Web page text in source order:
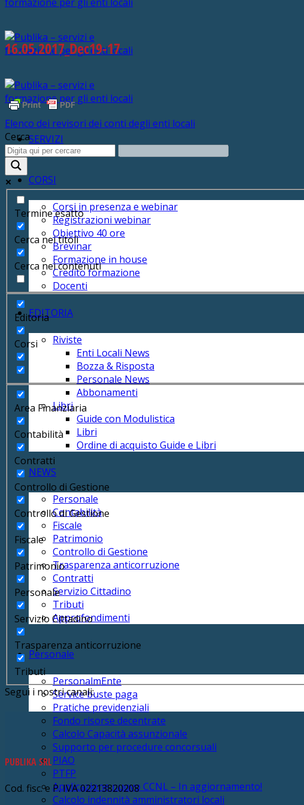
SERVIZI
CORSI
Corsi in presenza e webinar
Registrazioni webinar
Obiettivo 40 ore
Brevinar
Formazione in house
Credito formazione
Docenti
EDITORIA
Riviste
Enti Locali News
Bozza & Risposta
Personale News
Abbonamenti
Libri
Guide con Modulistica
Libri
Ordine di acquisto Guide e Libri
NEWS
Personale
Contabilità
Fiscale
Patrimonio
Controllo di Gestione
Trasparenza anticorruzione
Contratti
Servizio Cittadino
Tributi
Approfondimenti
Personale
PersonalmEnte
Service buste paga
Pratiche previdenziali
Fondo risorse decentrate
Calcolo Capacità assunzionale
Supporto per procedure concorsuali
PIAO
PTFP
Applicazione nuovo CCNL – In aggiornamento!
Calcolo indennità amministratori locali
16.05.2017_Dec19-17
Elenco dei revisori dei conti degli enti locali
Cerca
Termine esatto
Cerca nei titoli
Cerca nei contenuti
Editoria
Corsi
Area Finanziaria
Contabilità
Contratti
Controllo di Gestione
Controllo di Gestione
Fiscale
Patrimonio
Personale
Servizio Cittadino
Trasparenza anticorruzione
Tributi
Segui i nostri canali:
PUBLIKA SRL
Cod. fisc. e P. IVA 02213820208